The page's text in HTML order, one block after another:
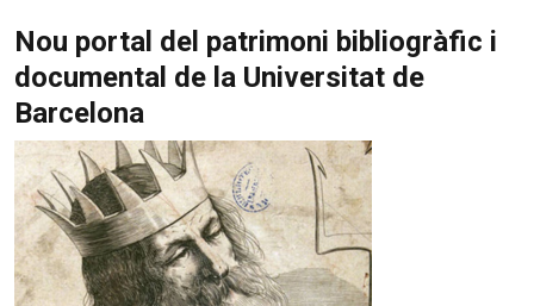
Nou portal del patrimoni bibliogràfic i
documental de la Universitat de
Barcelona